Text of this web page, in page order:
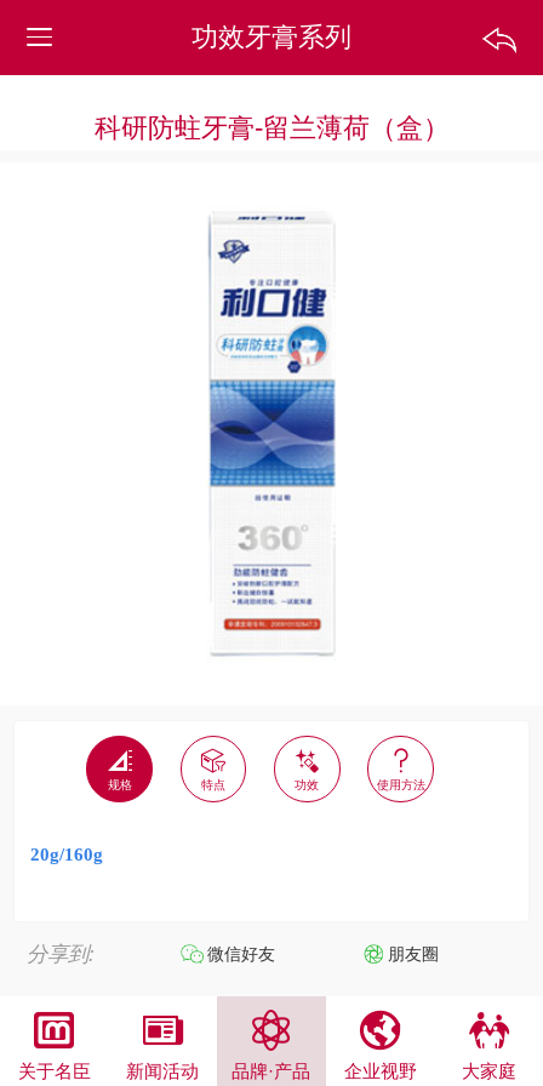
功效牙膏系列
科研防蛀牙膏-留兰薄荷（盒）

规格

特点

功效

使用方法
20g/160g
分享到: 微信好友 朋友圈

关于名臣

新闻活动

品牌·产品

企业视野

大家庭